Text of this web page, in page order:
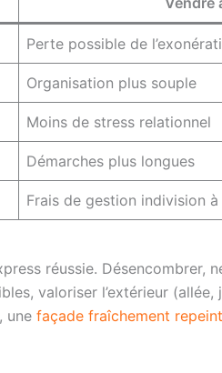
Perte possible de
Organisation plus souple
Moins de stress relationnel
Démarches plus longues
Frais de gestion indivision
réussie. Désencombrer,
valoriser l’extérieur
une façade fraîchement